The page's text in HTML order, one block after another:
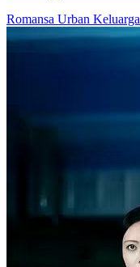
Romansa Urban